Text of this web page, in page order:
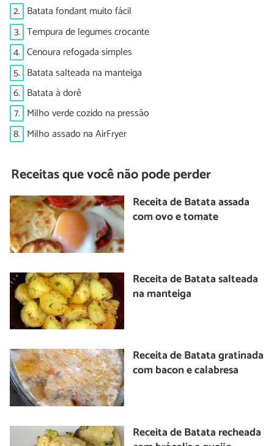
2. Batata fondant muito fácil
3. Tempura de legumes crocante
4. Cenoura refogada simples
5. Batata salteada na manteiga
6. Batata à dorê
7. Milho verde cozido na pressão
8. Milho assado na AirFryer
Receitas que você não pode perder
Receita de Batata assada
com ovo e tomate
Receita de Batata salteada
na manteiga
Receita de Batata gratinada
com bacon e calabresa
Receita de Batata recheada